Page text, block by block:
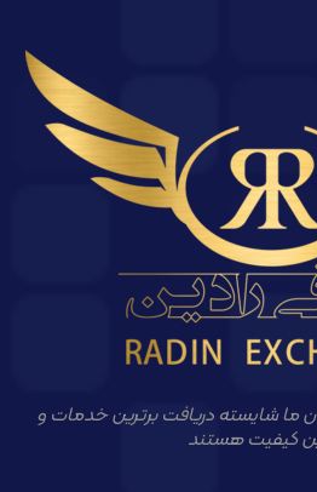
ما شایسته دریافت برترین خدمات و
کیفیت هستند